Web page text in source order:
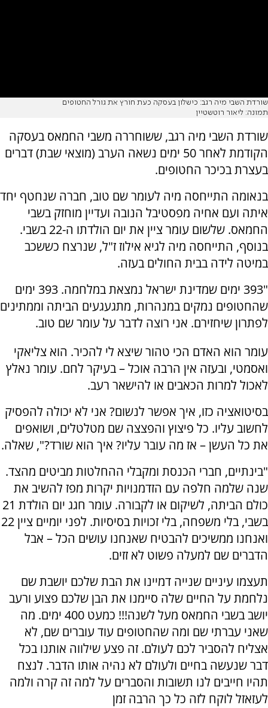
שורדת השבי מיה רגב: כישלון בעסקה כעת חורץ את גורל החטופים
תמונה: ליאור רוטשטיין
שורדת השבי מיה רגב, ששוחררה משבי החמאס בעסקה
הקודמת לאחר 50 ימים נשאה הערב (מוצאי שבת) דברים
בעצרת בכיכר החטופים.
בנאומה התייחסה מיה לעומר שם טוב, חברה שנחטף יחד
איתה ועם אחיה מפסטיבל הנובה ועדיין מוחזק בשבי
החמאס. שלשום עומר ציין את יום הולדתו ה-22 בשבי.
בנוסף, התייחסה מיה לגיא אילוז ז"ל, שנרצח כששכב
במיטה לידה בבית החולים בעזה.
"393 ימים שמדינת ישראל נמצאת במלחמה. 393 ימים
שהחטופים נמקים במנהרות, מתגעגעים הביתה וממתינים
לפתרון שיחזירם. אני רוצה לדבר על עומר שם טוב.
עומר הוא האדם הכי טהור שיצא לי להכיר. הוא צליאקי
ואסמטי, ובעזה אין הרבה אוכל – בעיקר לחם. עומר נאלץ
לאכול למרות הכאבים או להישאר רעב.
בסיטואציה כזו, איך אפשר לנשום? אני לא יכולה להפסיק
לחשוב עליו. כל פיצוץ והפצצה שם מטלטלים, ושואפים
את כל העשן – אז מה עובר עליו? איך הוא שורד?", שאלה.
"בינתיים, חברי הכנסת ומקבלי ההחלטות מביטים מהצד.
שנה שלמה חלפה עם הזדמנויות יקרות מפז להשיב את
כולם הביתה, לשיקום או לקבורה. עומר חגג יום הולדת 21
בשבי, בלי משפחה, בלי זכויות בסיסיות. לפני יומיים ציין 22
ואנחנו ממשיכים להבטיח שאנחנו עושים הכל – אבל
הדברים שם למעלה פשוט לא זזים.
תעצמו עיניים שנייה דמיינו את הבת שלכם יושבת שם
נלחמת על החיים שלה סיימנו את הבן שלכם פצוע ורעב
יושב בשבי החמאס מעל לשנה!!! כמעט 400 ימים. מה
שאני עברתי שם ומה שהחטופים עוד עוברים שם, לא
אצליח להסביר לכם לעולם. זה פצע שילווה אותנו בכל
דבר שנעשה בחיים ולעולם לא נהיה אותו הדבר. לנצח
תהיו חייבים לנו תשובות והסברים על למה זה קרה ולמה
לעזאזל לוקח לזה כל כך הרבה זמן